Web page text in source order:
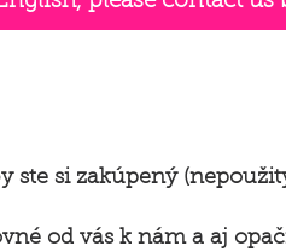
ste si zakúpený
od vás k nám a aj